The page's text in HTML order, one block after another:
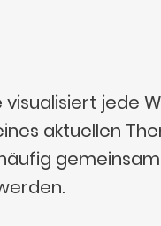
visualisiert jede
aktuellen